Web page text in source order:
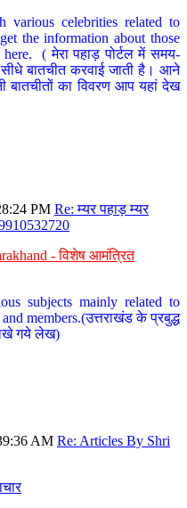
various celebrities related to
the information about those
( मेरा पहाड़ पोर्टल में समय-
बातचीत करवाई जाती है। आने
बातचीतों का विवरण आप यहां देख
PM Re: म्यर पहाड़ म्यर
- विशेष आमंत्रित
subjects mainly related to
members.(उत्तराखंड के प्रबुद्ध
गये लेख)
AM Re: Articles By Shri